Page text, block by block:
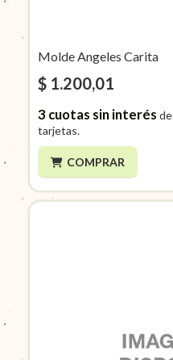
Molde Angeles Carita
$ 1.200,01
3cuotas sin interés de
tarjetas.
COMPRAR